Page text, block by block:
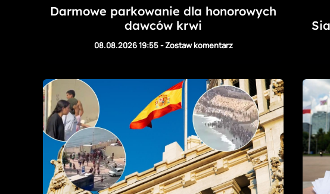
Darmowe parkowanie dla honorowych
dawców krwi
08.08.2026 19:55-Zostaw komentarz